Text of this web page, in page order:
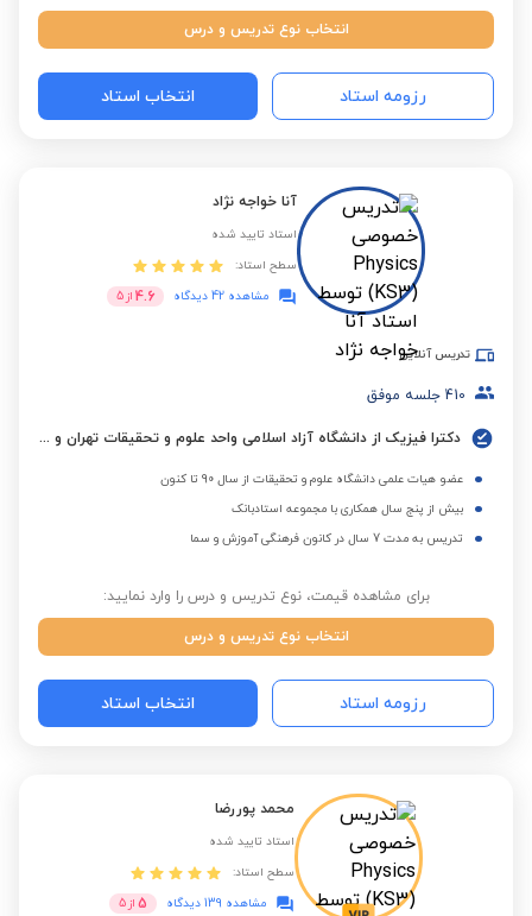
انتخاب نوع تدریس و درس
رزومه استاد انتخاب استاد
آنا خواجه نژاد
استاد تایید شده
سطح استاد:
مشاهده 42 دیدگاه
4.6 از 5
تدریس آنلاین
410 جلسه موفق
دکترا فیزیک از دانشگاه آزاد اسلامی واحد علوم و تحقیقات تهران و کسب مدرک ایلتس
عضو هیات علمی دانشگاه علوم و تحقیقات از سال 90 تا کنون
بیش از پنج سال همکاری با مجموعه استادبانک
تدریس به مدت 7 سال در کانون فرهنگی آموزش و سما
برای مشاهده قیمت، نوع تدریس و درس را وارد نمایید:
انتخاب نوع تدریس و درس
رزومه استاد انتخاب استاد
محمد پوررضا
استاد تایید شده
سطح استاد:
مشاهده 139 دیدگاه
5 از 5